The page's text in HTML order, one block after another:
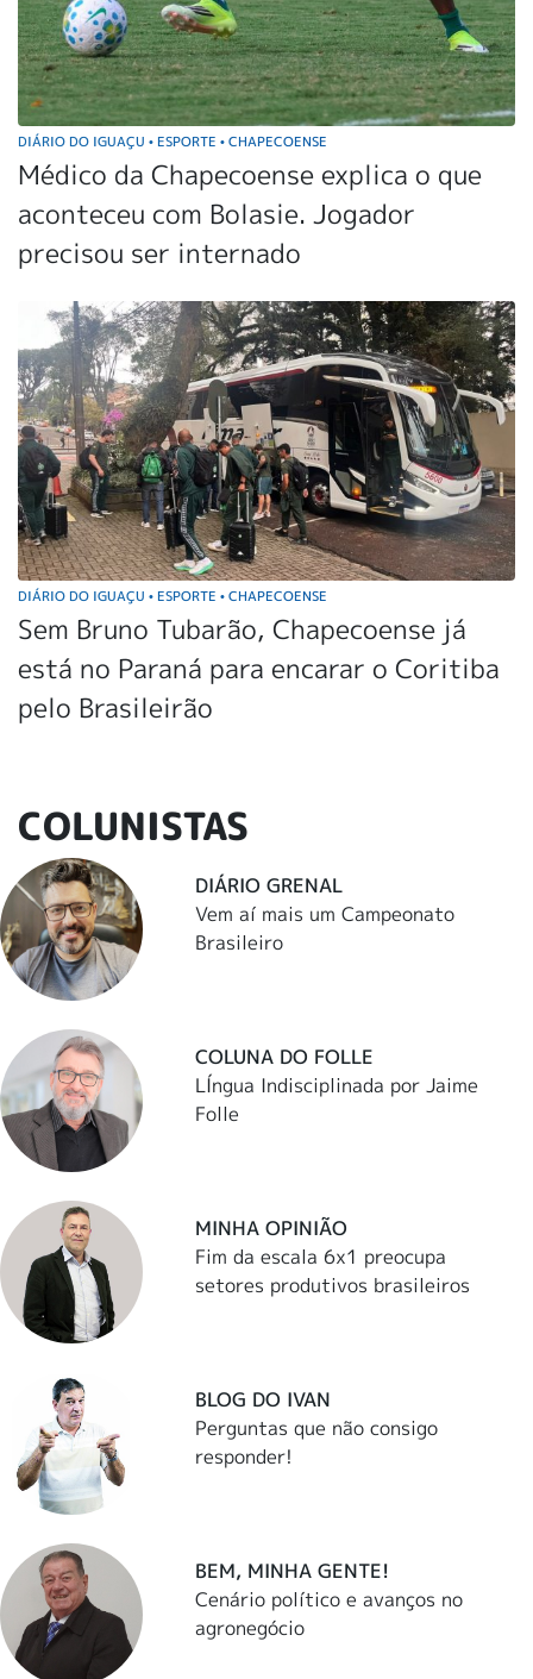
DIÁRIO DO IGUAÇU • ESPORTE • CHAPECOENSE
Médico da Chapecoense explica o que
aconteceu com Bolasie. Jogador
precisou ser internado
DIÁRIO DO IGUAÇU • ESPORTE • CHAPECOENSE
Sem Bruno Tubarão, Chapecoense já
está no Paraná para encarar o Coritiba
pelo Brasileirão
COLUNISTAS
DIÁRIO GRENAL
Vem aí mais um Campeonato
Brasileiro
COLUNA DO FOLLE
LÍngua Indisciplinada por Jaime
Folle
MINHA OPINIÃO
Fim da escala 6x1 preocupa
setores produtivos brasileiros
BLOG DO IVAN
Perguntas que não consigo
responder!
BEM, MINHA GENTE!
Cenário político e avanços no
agronegócio